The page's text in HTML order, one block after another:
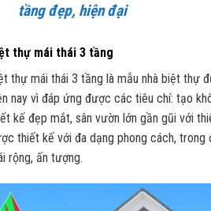
tầng đẹp, hiện đại
thự mái thái 3 tầng
thự mái thái 3 tầng là mẫu nhà biệt thự
nay vì đáp ứng được các tiêu chí: tạo
kế đẹp mắt, sân vườn lớn gần gũi với
thiết kế với đa dạng phong cách, trong
rộng, ấn tượng.